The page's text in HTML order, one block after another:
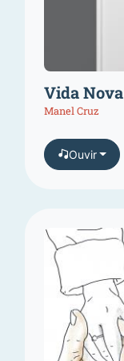
Vida Nova
Manel Cruz
Ouvir